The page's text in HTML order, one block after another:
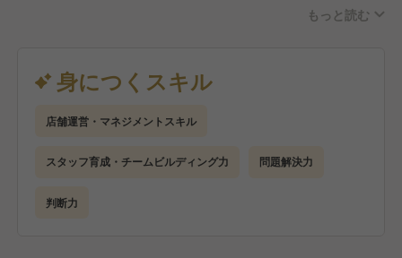
くりに関われるため、裁量とやりがいを実感できるポ
きやすく、お客様に選ばれる店舗の運営を担っていた
だくことを期待しています。
もっと読む
身につくスキル
店舗運営・マネジメントスキル
スタッフ育成・チームビルディング力 問題解決力
判断力